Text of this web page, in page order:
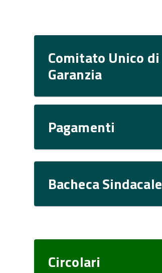
Comitato Unico di
Garanzia
Pagamenti
Bacheca Sindacale
Circolari